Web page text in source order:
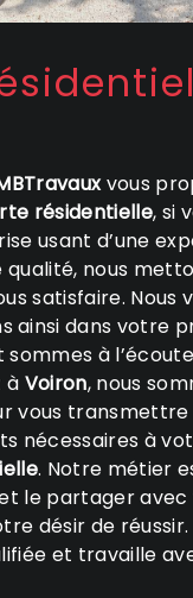
vous
résidentielle, si
usant d’une
nous
satisfaire. Nous
ainsi dans votre
sommes à
à Voiron, nous
vous transmettre
nécessaires à
. Notre métier
le partager
désir de
et travaille